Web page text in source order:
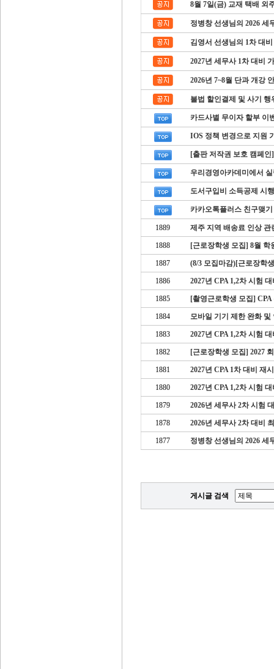
8월 7일(금) 교재 택배 외
김영서 선생님의 1차 대
2027년 세무사 1차 대비
2026년 7~8월 단과 개강
불법 할인결제 및 사기 행
카드사별 무이자 할부 이
IOS 정책 변경으로 지원
[출판 저작권 보호 캠페
우리경영아카데미에서
도서구입비 소득공제 시
카카오톡플러스 친구맺기
1889 제주 지역 배송료 인상 관
1888 [근로장학생 모집] 8월 학
1887 (8/3 모집마감)[근로장학
1886 2027년 CPA 1,2차 시험
1885 [촬영근로학생 모집]
1884 모바일 기기 제한 완화
1883 2027년 CPA 1,2차 시험
1882 [근로장학생 모집] 2027
1881 2027년 CPA 1차 대비 재
1880 2027년 CPA 1,2차 시험
1879 2026년 세무사 2차 시험
1878 2026년 세무사 2차 대비
1877 정병창 선생님의 2026 세
게시글 검색